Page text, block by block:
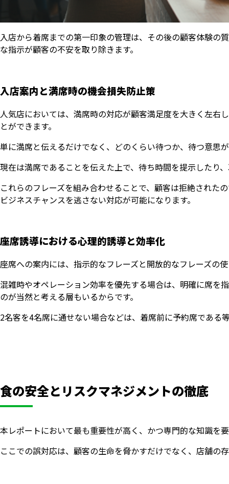
入店から着席までの第一印象の管理は、その後の顧客体験の
な指示が顧客の不安を取り除きます。
入店案内と満席時の機会損失防止策
人気店においては、満席時の対応が顧客満足度を大きく左右
とができます。
単に満席と伝えるだけでなく、どのくらい待つか、待つ意思
現在は満席であることを伝えた上で、待ち時間を提示したり
これらのフレーズを組み合わせることで、顧客は拒絶された
ビジネスチャンスを逃さない対応が可能になります。
座席誘導における心理的誘導と効率化
座席への案内には、指示的なフレーズと開放的なフレーズの
混雑時やオペレーション効率を優先する場合は、明確に席を
のが当然と考える層もいるからです。
2名客を4名席に通せない場合などは、着席前に予約席であ
食の安全とリスクマネジメントの徹底
本レポートにおいて最も重要性が高く、かつ専門的な知識を
ここでの誤対応は、顧客の生命を脅かすだけでなく、店舗の